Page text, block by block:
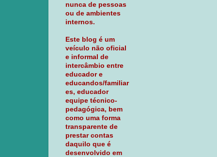
nunca de pessoas
ou de ambientes
internos.
Este blog é um
veículo não oficial
e informal de
intercâmbio entre
educador e
educandos/familiar
es, educador
equipe técnico-
pedagógica, bem
como uma forma
transparente de
prestar contas
daquilo que é
desenvolvido em